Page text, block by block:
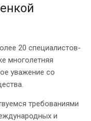
20 специалистов-
многолетняя
уважение со
требованиями
и